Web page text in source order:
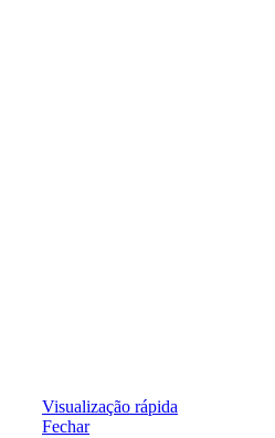
Visualização rápida
Fechar